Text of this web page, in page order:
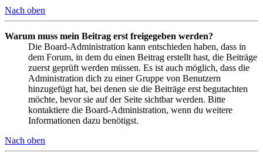
Nach oben
Warum muss mein Beitrag erst freigegeben werden?
Die Board-Administration kann entschieden haben, dass in
dem Forum, in dem du einen Beitrag erstellt hast, die Beiträge
zuerst geprüft werden müssen. Es ist auch möglich, dass die
Administration dich zu einer Gruppe von Benutzern
hinzugefügt hat, bei denen sie die Beiträge erst begutachten
möchte, bevor sie auf der Seite sichtbar werden. Bitte
kontaktiere die Board-Administration, wenn du weitere
Informationen dazu benötigst.
Nach oben